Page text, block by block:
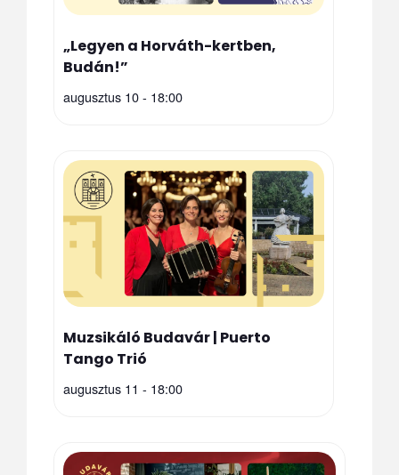
„Legyen a Horváth-kertben,
Budán!”
augusztus 10 - 18:00
Muzsikáló Budavár | Puerto
Tango Trió
augusztus 11 - 18:00